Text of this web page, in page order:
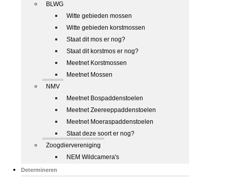
BLWG
Witte gebieden mossen
Witte gebieden korstmossen
Staat dit mos er nog?
Staat dit korstmos er nog?
Meetnet Korstmossen
Meetnet Mossen
NMV
Meetnet Bospaddenstoelen
Meetnet Zeereeppaddenstoelen
Meetnet Moeraspaddenstoelen
Staat deze soort er nog?
Zoogdiervereniging
NEM Wildcamera's
Determineren